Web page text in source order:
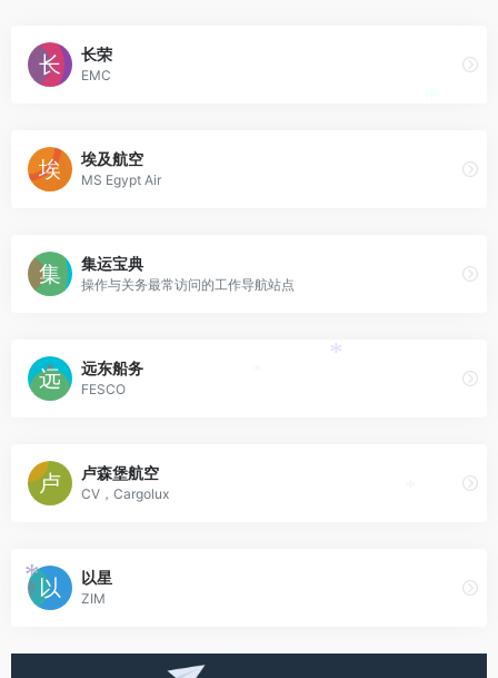
长荣
EMC
埃及航空
MS Egypt Air
集运宝典
操作与关务最常访问的工作导航站点
远东船务
FESCO
卢森堡航空
CV，Cargolux
以星
ZIM
*